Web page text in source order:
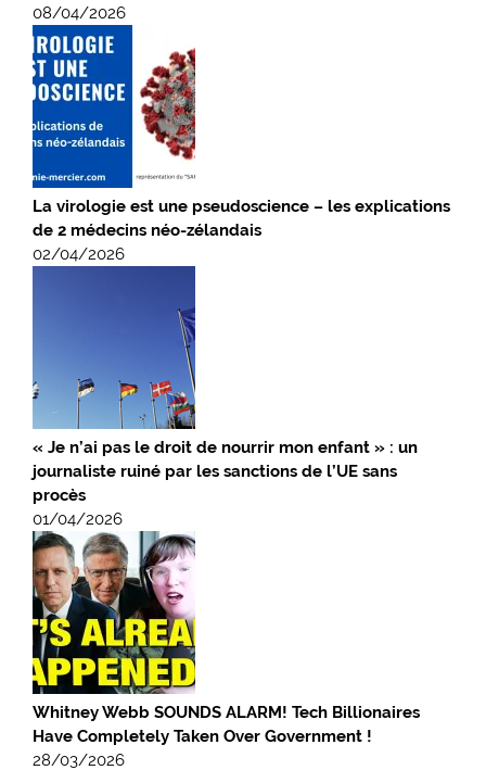
08/04/2026
La virologie est une pseudoscience – les explications
de 2 médecins néo-zélandais
02/04/2026
« Je n’ai pas le droit de nourrir mon enfant » : un
journaliste ruiné par les sanctions de l’UE sans
procès
01/04/2026
Whitney Webb SOUNDS ALARM! Tech Billionaires
Have Completely Taken Over Government !
28/03/2026